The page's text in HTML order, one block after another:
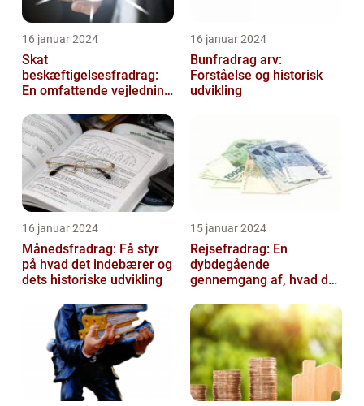
16 januar 2024
Skat
beskæftigelsesfradrag:
En omfattende vejledning
16 januar 2024
Bunfradrag arv:
Forståelse og historisk
udvikling
16 januar 2024
Månedsfradrag: Få styr
på hvad det indebærer og
dets historiske udvikling
15 januar 2024
Rejsefradrag: En
dybdegående
gennemgang af, hvad du